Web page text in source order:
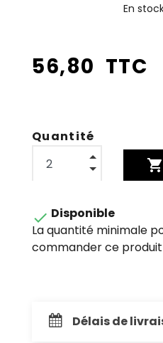
En
56,80 TTC
Quantité
shopping_cart
 Disponible
La quantité minimale
commander ce produit
Délais de